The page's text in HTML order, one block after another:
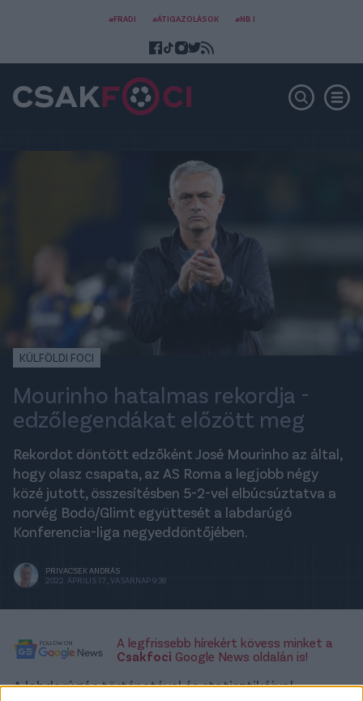
#FRADI #ÁTIGAZOLÁSOK #NB I
KÜLFÖLDI FOCI
Mourinho hatalmas rekordja -
edzőlegendákat előzött meg
Rekordot döntött edzőként José Mourinho az által,
hogy olasz csapata, az AS Roma a legjobb négy
közé jutott, összesítésben 5-2-vel elbúcsúztatva a
norvég Bodö/Glimt együttesét a labdarúgó
Konferencia-liga negyeddöntőjében.
PRIVACSEK ANDRÁS
2022. ÁPRILIS 17., VASÁRNAP 9:38
A legfrissebb hírekért kövess minket a
Csakfoci Google News oldalán is!
A labdarúgás történetével és statisztikáival